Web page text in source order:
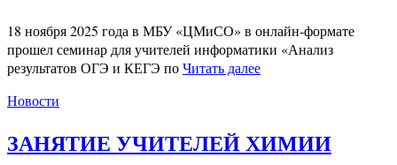
18 ноября 2025 года в МБУ «ЦМиСО» в онлайн-формате
прошел семинар для учителей информатики «Анализ
результатов ОГЭ и КЕГЭ поЧитать далее
Новости
ЗАНЯТИЕ УЧИТЕЛЕЙ ХИМИИ